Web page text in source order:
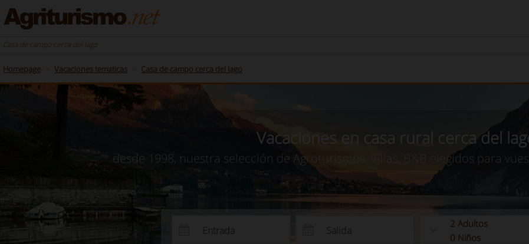
Casa de campo cerca del lago
Homepage Vacaciones tematicas Casa de campo cerca del lago
Vacaciones en casa rural cerca del
desde 1998, nuestra selección de Agroturismos, Villas, B&B elegidos para
2 Adultos
0 Niños